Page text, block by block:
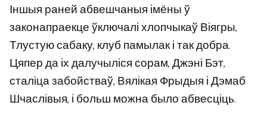
Іншыя раней абвешчаныя імёны ў
законапраекце ўключалі хлопчыкаў Віягры,
Тлустую сабаку, клуб памылак і так добра.
Цяпер да іх далучыліся сорам, Джэні Бэт,
сталіца забойстваў, Вялікая Фрыдыя і Дэмаб
Шчаслівыя, і больш можна было абвесціць.